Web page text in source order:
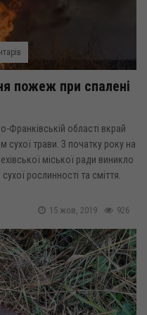
пожеж при спалені
Франківській області вкрай
сухої трави. З початку року на
міської ради виникло
рослинності та сміття.
926
15 жов, 2019